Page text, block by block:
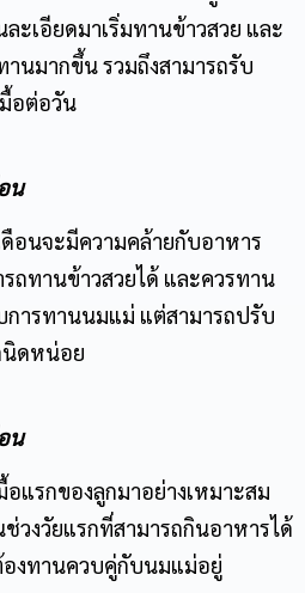
ะเอียดมาเริ่มทานข้าวสวย และ
นมากขึ้น รวมถึงสามารถรับ
อต่อวัน
น
อนจะมีความคล้ายกับอาหาร
ถทานข้าวสวยได้ และควรทาน
ารทานนมแม่ แต่สามารถปรับ
นิดหน่อย
น
แรกของลูกมาอย่างเหมาะสม
ช่วงวัยแรกที่สามารถกินอาหารได้
องทานควบคู่กับนมแม่อยู่